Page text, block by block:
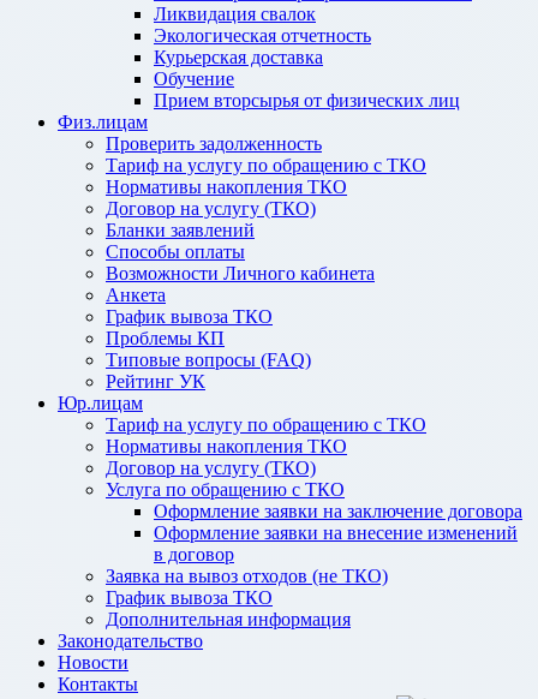
Ликвидация свалок
Экологическая отчетность
Курьерская доставка
Обучение
Прием вторсырья от физических лиц
Физ.лицам
Проверить задолженность
Тариф на услугу по обращению с ТКО
Нормативы накопления ТКО
Договор на услугу (ТКО)
Бланки заявлений
Способы оплаты
Возможности Личного кабинета
Анкета
График вывоза ТКО
Проблемы КП
Типовые вопросы (FAQ)
Рейтинг УК
Юр.лицам
Тариф на услугу по обращению с ТКО
Нормативы накопления ТКО
Договор на услугу (ТКО)
Услуга по обращению с ТКО
Оформление заявки на заключение договора
Оформление заявки на внесение изменений
в договор
Заявка на вывоз отходов (не ТКО)
График вывоза ТКО
Дополнительная информация
Законодательство
Новости
Контакты